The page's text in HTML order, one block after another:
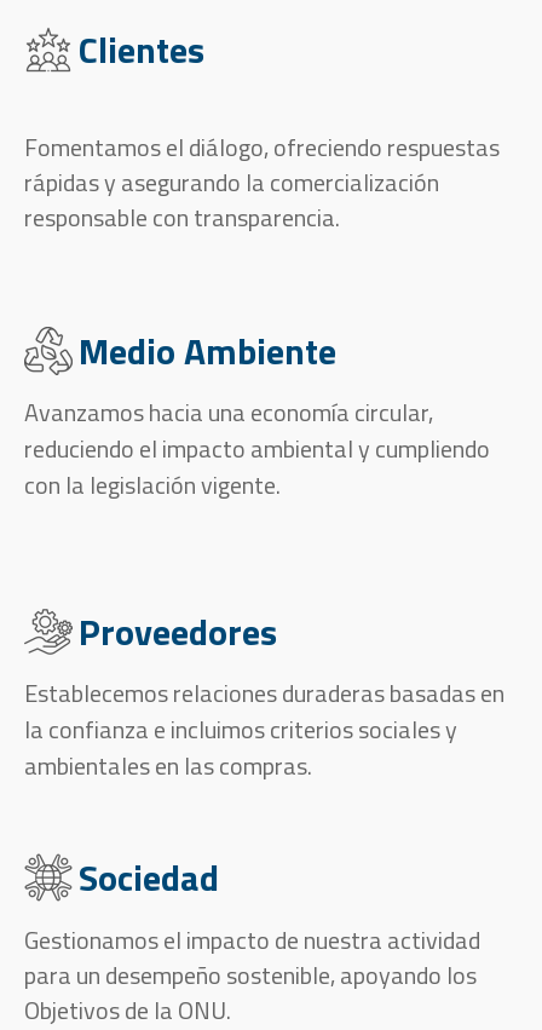
Clientes
Fomentamos el diálogo, ofreciendo respuestas
rápidas y asegurando la comercialización
responsable con transparencia.
Medio Ambiente
Avanzamos hacia una economía circular,
reduciendo el impacto ambiental y cumpliendo
con la legislación vigente.
Proveedores
Establecemos relaciones duraderas basadas en
la confianza e incluimos criterios sociales y
ambientales en las compras.
Sociedad
Gestionamos el impacto de nuestra actividad
para un desempeño sostenible, apoyando los
Objetivos de la ONU.